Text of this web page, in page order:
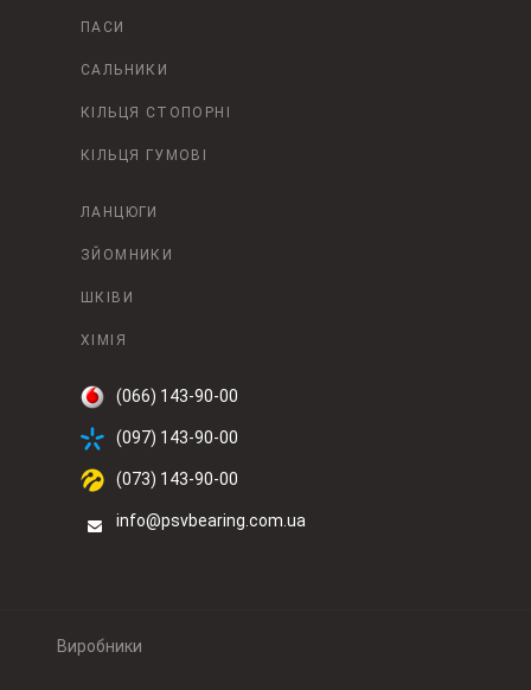
ПАСИ
САЛЬНИКИ
КІЛЬЦЯ СТОПОРНІ
КІЛЬЦЯ ГУМОВІ
ЛАНЦЮГИ
ЗЙОМНИКИ
ШКІВИ
ХІМІЯ
(066) 143-90-00
(097) 143-90-00
(073) 143-90-00
info@psvbearing.com.ua
Виробники